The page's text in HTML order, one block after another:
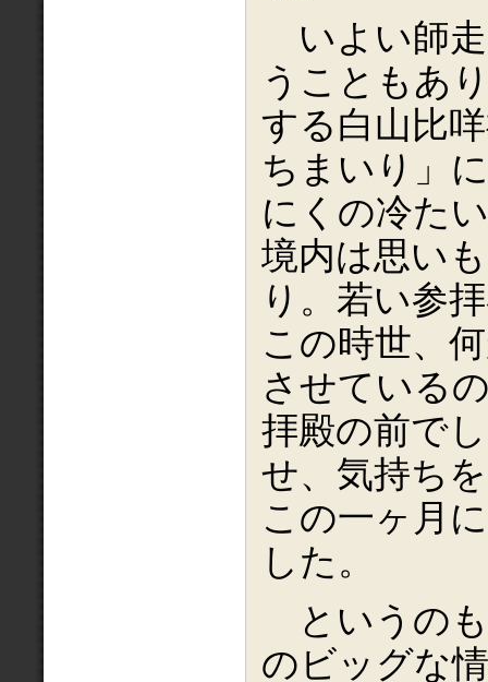
いよい師
うこともあ
する白山比
ちまいり」
にくの冷た
境内は思い
り。若い参
この時世、
させている
拝殿の前で
せ、気持ち
この一ヶ月
した。
というの
のビッグな